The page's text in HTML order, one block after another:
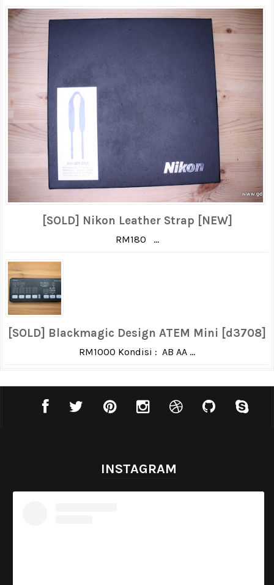
[SOLD] Nikon Leather Strap [NEW]
RM180 ...
[SOLD] Blackmagic Design ATEM Mini [d3708]
RM1000 Kondisi : AB AA ...
INSTAGRAM